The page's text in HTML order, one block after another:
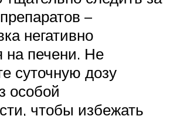
–
негативно
на печени. Не
суточную дозу
особой
чтобы избежать